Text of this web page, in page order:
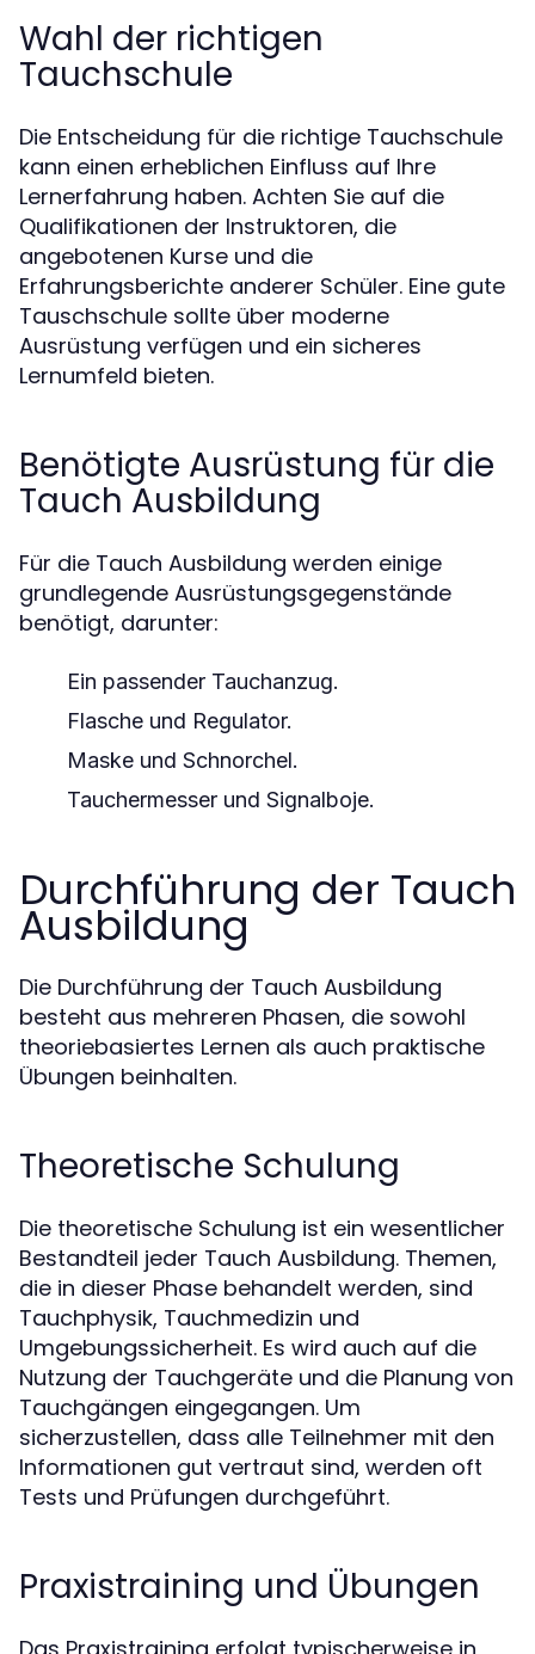
Wahl der richtigen
Tauchschule
Die Entscheidung für die richtige Tauchschule
kann einen erheblichen Einfluss auf Ihre
Lernerfahrung haben. Achten Sie auf die
Qualifikationen der Instruktoren, die
angebotenen Kurse und die
Erfahrungsberichte anderer Schüler. Eine gute
Tauschschule sollte über moderne
Ausrüstung verfügen und ein sicheres
Lernumfeld bieten.
Benötigte Ausrüstung für die
Tauch Ausbildung
Für die Tauch Ausbildung werden einige
grundlegende Ausrüstungsgegenstände
benötigt, darunter:
Ein passender Tauchanzug.
Flasche und Regulator.
Maske und Schnorchel.
Tauchermesser und Signalboje.
Durchführung der Tauch
Ausbildung
Die Durchführung der Tauch Ausbildung
besteht aus mehreren Phasen, die sowohl
theoriebasiertes Lernen als auch praktische
Übungen beinhalten.
Theoretische Schulung
Die theoretische Schulung ist ein wesentlicher
Bestandteil jeder Tauch Ausbildung. Themen,
die in dieser Phase behandelt werden, sind
Tauchphysik, Tauchmedizin und
Umgebungssicherheit. Es wird auch auf die
Nutzung der Tauchgeräte und die Planung von
Tauchgängen eingegangen. Um
sicherzustellen, dass alle Teilnehmer mit den
Informationen gut vertraut sind, werden oft
Tests und Prüfungen durchgeführt.
Praxistraining und Übungen